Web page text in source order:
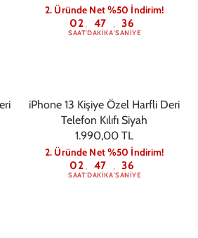
2. Üründe Net %50 İndirim!
02
SAAT: 47
DAKIKA: 36
SANIYE
iPhone 13 Kişiye Özel Harfli Deri
Telefon Kılıfı Siyah
1.990,00 TL
2. Üründe Net %50 İndirim!
02
SAAT: 47
DAKIKA: 36
SANIYE